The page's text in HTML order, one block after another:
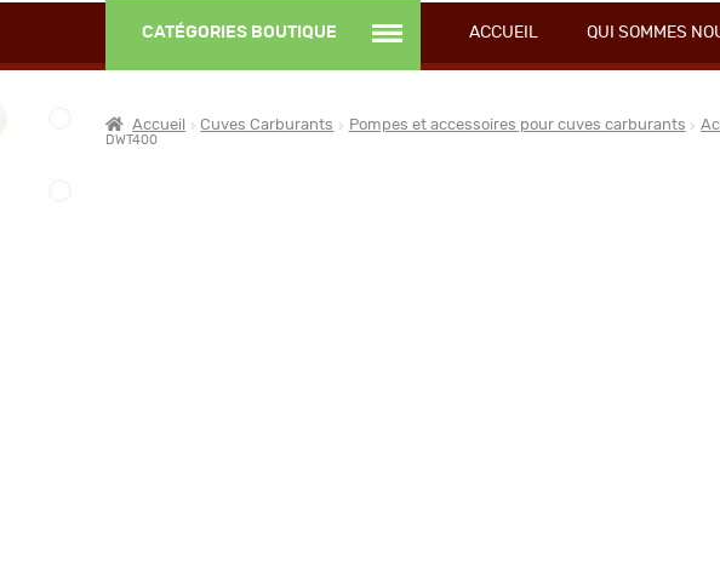
CATÉGORIES BOUTIQUE ACCUEIL QUI SOMMES
Accueil Cuves Carburants Pompes et accessoires pour cuves carburants
DWT400